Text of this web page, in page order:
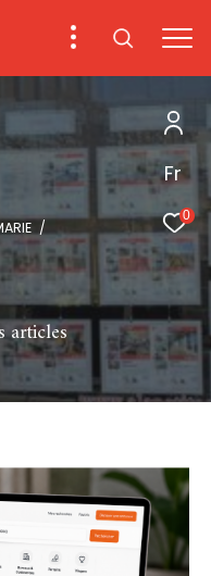
Fr
0
articles